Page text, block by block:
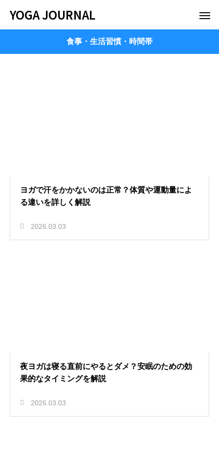
YOGA JOURNAL
食事・生活習慣・時間帯
ヨガで汗をかかないのは正常？体質や運動量によ
る違いを詳しく解説
2026.03.03
夜ヨガは寝る直前にやるとダメ？安眠のための効
果的なタイミングを解説
2026.03.03